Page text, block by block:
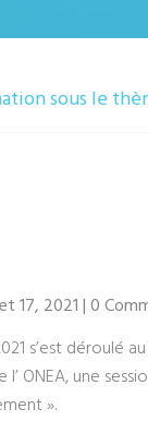
sous le
17, 2021 | 0
s’est déroulé
l’ ONEA, une
».